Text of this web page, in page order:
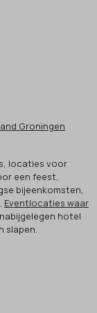
Groningen
locaties voor
een feest,
bijeenkomsten,
Eventlocaties waar
hotel
slapen.